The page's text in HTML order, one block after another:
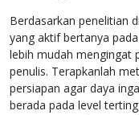
Berdasarkan penelitian
yang aktif bertanya
lebih mudah mengingat
penulis. Terapkanlah
persiapan agar daya
berada pada level